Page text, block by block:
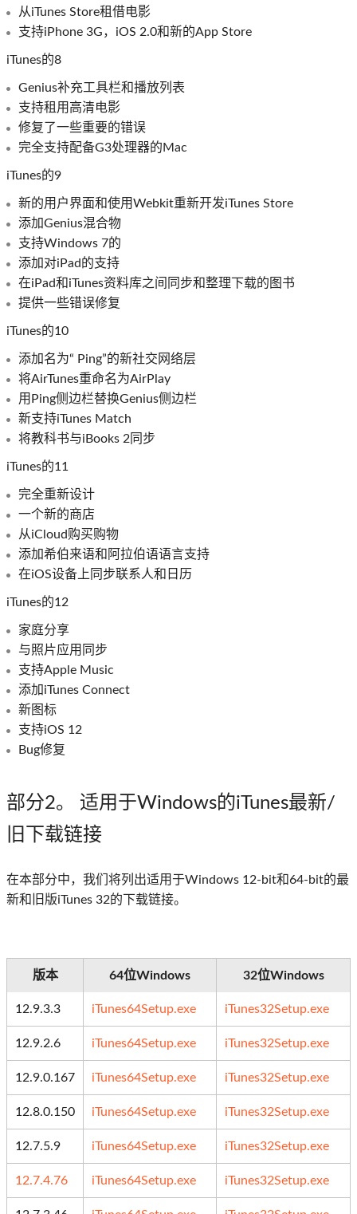
从iTunes Store租借电影
支持iPhone 3G，iOS 2.0和新的App Store
iTunes的8
Genius补充工具栏和播放列表
支持租用高清电影
修复了一些重要的错误
完全支持配备G3处理器的Mac
iTunes的9
新的用户界面和使用Webkit重新开发iTunes Store
添加Genius混合物
支持Windows 7的
添加对iPad的支持
在iPad和iTunes资料库之间同步和整理下载的图书
提供一些错误修复
iTunes的10
添加名为“ Ping”的新社交网络层
将AirTunes重命名为AirPlay
用Ping侧边栏替换Genius侧边栏
新支持iTunes Match
将教科书与iBooks 2同步
iTunes的11
完全重新设计
一个新的商店
从iCloud购买购物
添加希伯来语和阿拉伯语语言支持
在iOS设备上同步联系人和日历
iTunes的12
家庭分享
与照片应用同步
支持Apple Music
添加iTunes Connect
新图标
支持iOS 12
Bug修复
部分2。 适用于Windows的iTunes最新/
旧下载链接
在本部分中，我们将列出适用于Windows 12-bit和64-bit的最
新和旧版iTunes 32的下载链接。
版本 64位Windows 32位Windows
12.9.3.3 iTunes64Setup.exe iTunes32Setup.exe
12.9.2.6 iTunes64Setup.exe iTunes32Setup.exe
12.9.0.167 iTunes64Setup.exe iTunes32Setup.exe
12.8.0.150 iTunes64Setup.exe iTunes32Setup.exe
12.7.5.9 iTunes64Setup.exe iTunes32Setup.exe
12.7.4.76 iTunes64Setup.exe iTunes32Setup.exe